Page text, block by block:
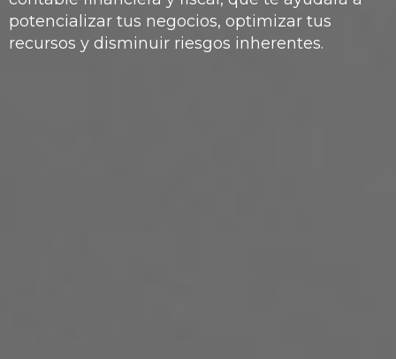
apegado a la legalidad y con una mejorcultura
corporativa y de negocios.
potencializar tus negocios, optimizar tus
recursos y disminuir riesgos inherentes.